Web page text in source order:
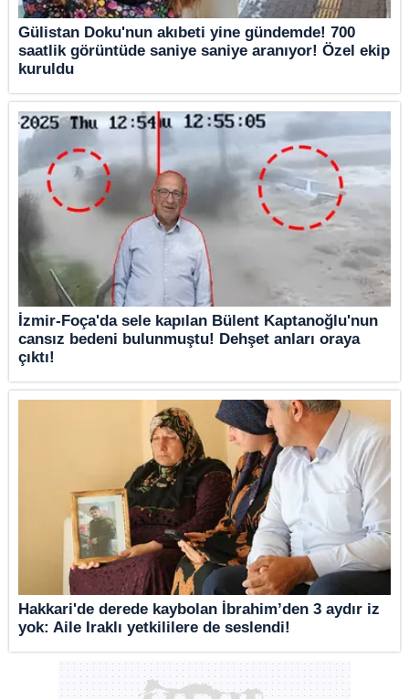
Gülistan Doku'nun akıbeti yine gündemde! 700
saatlik görüntüde saniye saniye aranıyor! Özel ekip
kuruldu
İzmir-Foça'da sele kapılan Bülent Kaptanoğlu'nun
cansız bedeni bulunmuştu! Dehşet anları oraya
çıktı!
Hakkari'de derede kaybolan İbrahim’den 3 aydır iz
yok: Aile Iraklı yetkililere de seslendi!